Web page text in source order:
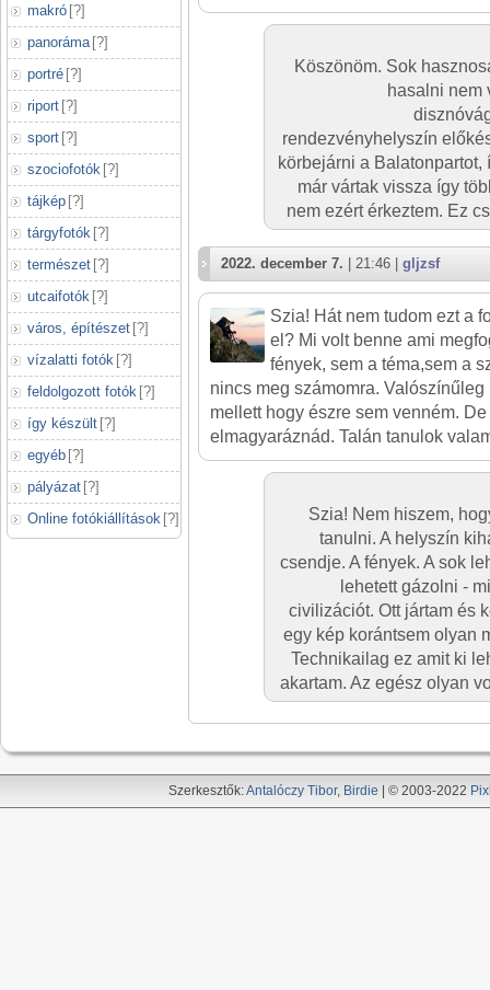
makró [?]
panoráma [?]
portré [?]
riport [?]
sport [?]
szociofotók [?]
tájkép [?]
tárgyfotók [?]
természet [?]
utcaifotók [?]
város, építészet [?]
vízalatti fotók [?]
feldolgozott fotók [?]
így készült [?]
egyéb [?]
pályázat [?]
Online fotókiállítások [?]
Köszönöm. Sok
hasalni nem
rendezvényhelyszín
körbejárni a
már vártak vissza így
nem ezért érkeztem. Ez
2022. december 7. | 21:46 | gljzsf
Szia! Hát nem tudom ezt a
el? Mi volt benne ami
fények, sem a téma,sem a
nincs meg számomra.
mellett hogy észre sem venném.
elmagyaráznád. Talán tanulok
Szia! Nem hiszem,
tanulni. A helyszín
csendje. A fények. A sok
lehetett gázolni -
civilizációt. Ott jártam és
egy kép korántsem olyan
Technikailag ez amit ki
akartam. Az egész olyan
Szerkesztők:Antalóczy Tibor, Birdie | © 2003-2022